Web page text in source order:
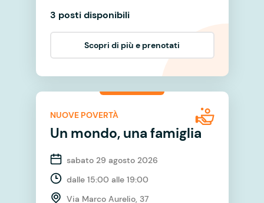
3 posti disponibili
Scopri di più e prenotati
NUOVE POVERTÀ
Un mondo, una famiglia
sabato 29 agosto 2026
dalle 15:00 alle 19:00
Via Marco Aurelio, 37